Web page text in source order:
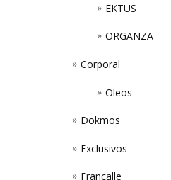
EKTUS
ORGANZA
Corporal
Oleos
Dokmos
Exclusivos
Françalle